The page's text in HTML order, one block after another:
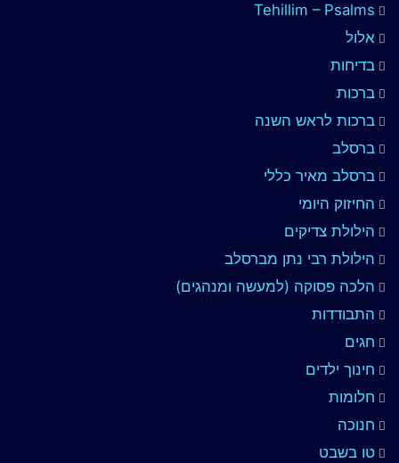
Tehillim – Psalms
אלול
בדיחות
ברכות
ברכות לראש השנה
ברסלב
ברסלב מאיר כללי
החיזוק היומי
הילולת צדיקים
הילולת רבי נתן מברסלב
הלכה פסוקה (למעשה ומנהגים)
התבודדות
חגים
חינוך ילדים
חלומות
חנוכה
טו בשבט